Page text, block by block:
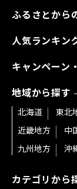
ふるさとから
人気ランキン
キャンペーン
地域から探す
北海道 東北
近畿地方
中
九州地方
沖
カテゴリから